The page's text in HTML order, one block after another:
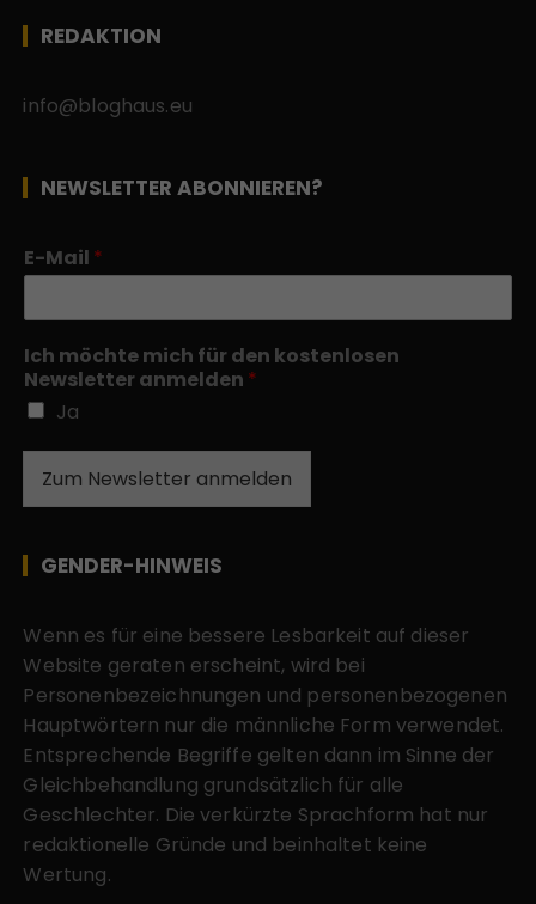
REDAKTION
info@bloghaus.eu
NEWSLETTER ABONNIEREN?
E-Mail *
Ich möchte mich für den kostenlosen
Newsletter anmelden *
Ja
Zum Newsletter anmelden
GENDER-HINWEIS
Wenn es für eine bessere Lesbarkeit auf dieser
Website geraten erscheint, wird bei
Personenbezeichnungen und personenbezogenen
Hauptwörtern nur die männliche Form verwendet.
Entsprechende Begriffe gelten dann im Sinne der
Gleichbehandlung grundsätzlich für alle
Geschlechter. Die verkürzte Sprachform hat nur
redaktionelle Gründe und beinhaltet keine
Wertung.